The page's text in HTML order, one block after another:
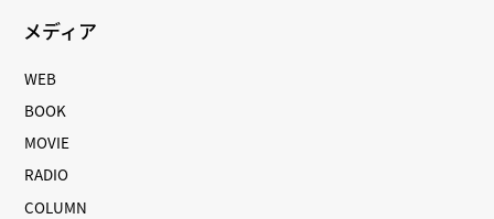
メディア
WEB
BOOK
MOVIE
RADIO
COLUMN